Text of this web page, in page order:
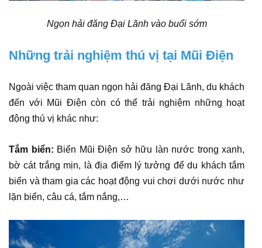
Ngọn hải đăng Đại Lãnh vào buổi sớm
Những trải nghiệm thú vị tại Mũi Điện
Ngoài việc tham quan ngọn hải đăng Đại Lãnh, du khách
đến với Mũi Điện còn có thể trải nghiệm những hoạt
động thú vị khác như:
Tắm biển: Biển Mũi Điện sở hữu làn nước trong xanh,
bờ cát trắng mịn, là địa điểm lý tưởng để du khách tắm
biển và tham gia các hoạt động vui chơi dưới nước như
lặn biển, câu cá, tắm nắng,…